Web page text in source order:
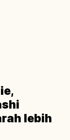
lebih